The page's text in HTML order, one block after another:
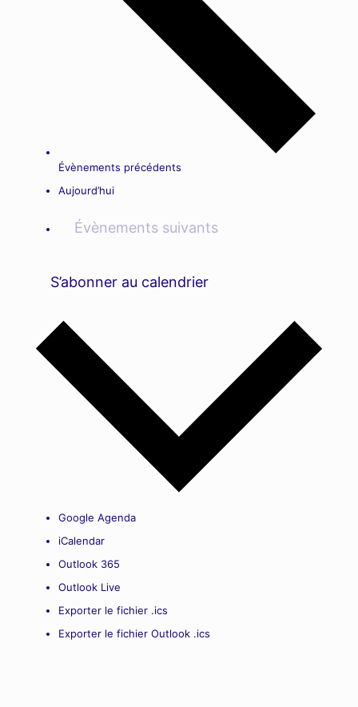
Évènements précédents
Aujourd’hui
Évènements suivants
S’abonner au calendrier
Google Agenda
iCalendar
Outlook 365
Outlook Live
Exporter le fichier .ics
Exporter le fichier Outlook .ics